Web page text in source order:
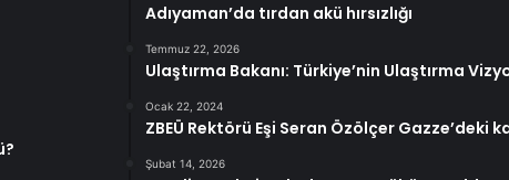
Adıyaman’da tırdan akü hırsızlığı
Temmuz 22, 2026
Ulaştırma Bakanı: Türkiye’nin Ulaştırma
Ocak 22, 2024
ZBEÜ Rektörü Eşi Seran Özölçer Gazze’deki
Şubat 14, 2026